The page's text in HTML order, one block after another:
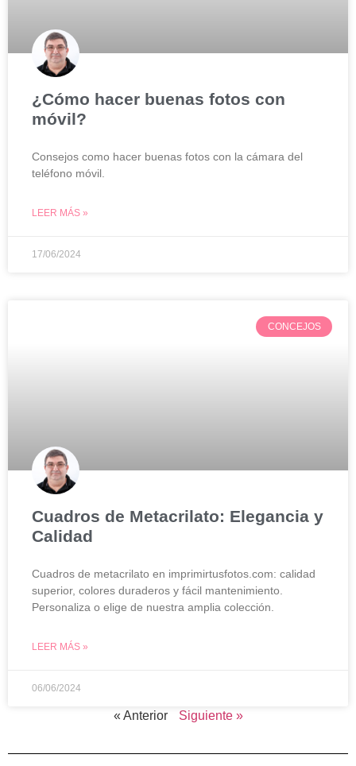
¿Cómo hacer buenas fotos con
móvil?
Consejos como hacer buenas fotos con la cámara del
teléfono móvil.
LEER MÁS »
17/06/2024
CONCEJOS
Cuadros de Metacrilato: Elegancia y
Calidad
Cuadros de metacrilato en imprimirtusfotos.com: calidad
superior, colores duraderos y fácil mantenimiento.
Personaliza o elige de nuestra amplia colección.
LEER MÁS »
06/06/2024
« Anterior Siguiente »